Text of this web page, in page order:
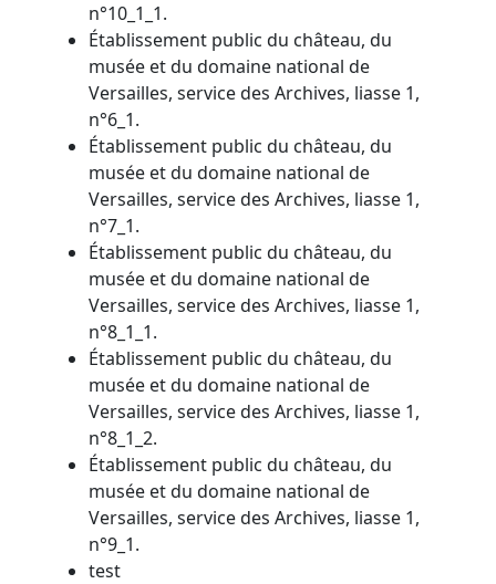
n°10_1_1.
Établissement public du château, du
musée et du domaine national de
Versailles, service des Archives, liasse 1,
n°6_1.
Établissement public du château, du
musée et du domaine national de
Versailles, service des Archives, liasse 1,
n°7_1.
Établissement public du château, du
musée et du domaine national de
Versailles, service des Archives, liasse 1,
n°8_1_1.
Établissement public du château, du
musée et du domaine national de
Versailles, service des Archives, liasse 1,
n°8_1_2.
Établissement public du château, du
musée et du domaine national de
Versailles, service des Archives, liasse 1,
n°9_1.
test